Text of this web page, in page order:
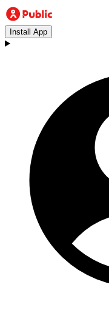
Install App